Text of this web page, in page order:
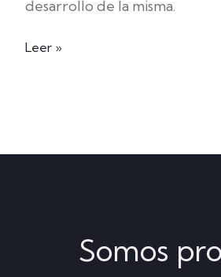
desarrollo de la misma.
Leer »
Somos